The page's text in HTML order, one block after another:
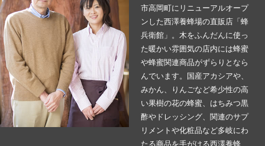
市高岡町にリニューアルオープ
ンした西澤養蜂場の直販店「蜂
兵衛館」。木をふんだんに使っ
た暖かい雰囲気の店内には蜂蜜
や蜂蜜関連商品がずらりとなら
んでいます。国産アカシアや、
みかん、りんごなど希少性の高
い果樹の花の蜂蜜、はちみつ黒
酢やドレッシング、関連のサプ
リメントや化粧品など多岐にわ
たる商品を手がける西澤養蜂